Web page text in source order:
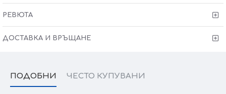
РЕВЮТА
ДОСТАВКА И ВРЪЩАНЕ
ПОДОБНИ ЧЕСТО КУПУВАНИ